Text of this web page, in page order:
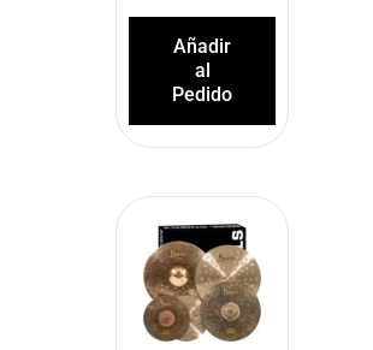
Añadir
al
Pedido